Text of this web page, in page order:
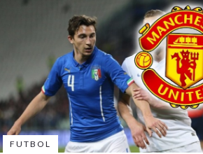
FUTBOL